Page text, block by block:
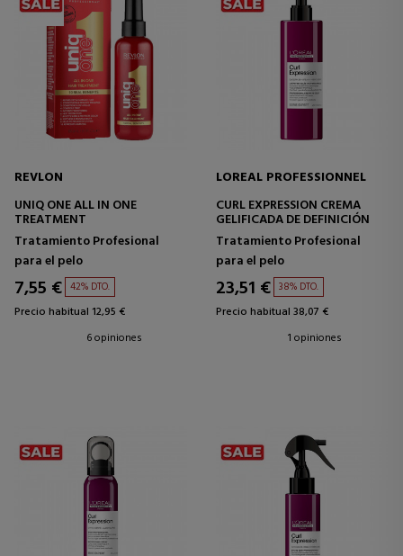
REVLON
UNIQ ONE ALL IN ONE
TREATMENT
Tratamiento Profesional
para el pelo
7,55 € 42% DTO.
Precio habitual 12,95 €
6 opiniones
LOREAL PROFESSIONNEL
CURL EXPRESSION CREMA
GELIFICADA DE DEFINICIÓN
Tratamiento Profesional
para el pelo
23,51 € 38% DTO.
Precio habitual 38,07 €
1 opiniones